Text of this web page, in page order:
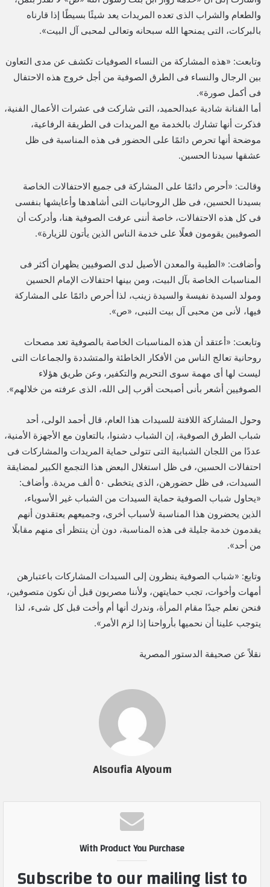
والطعام والشراب الذى تعده المريدات يعد شيئًا بسيطًا إذا قارناه
بالبركات، التى يمنحها الله سبحانه وتعالى لمحبى آل البيت».
وتابعت: «هذه المشاركة من النساء الصوفيات تكشف عن مدى التعاون
بين الرجال والنساء فى الطرق الصوفية من أجل خروج هذه الاحتفال
فى أكمل صورة».
أما الفنانة شادية عبدالحميد، التى شاركت فى عشرات الأعمال الفنية،
فذكرت أنها تشارك بالخدمة مع المريدات فى الطريقة الرفاعية،
موضحة أنها تحرص دائمًا على الحضور فى هذه المناسبة فى ظل
عشقها سيدنا الحسين.
وقالت: «أحرص دائمًا على المشاركة فى جميع الاحتفالات الخاصة
بسيدنا الحسين، فى ظل الروحانيات التى أشاهدها وأعايشها بنفسى
فى كل هذه الاحتفالات، خاصة أننى عرفت الصوفية هنا، وأدركت أن
الصوفيين يقومون فعلًا على خدمة الناس الذين يأتون للزيارة».
وأضافت: «الطيبة والمعدن الأصيل لدى الصوفيين يظهران أكثر فى
المناسبات الخاصة بآل البيت، ومن بينها احتفالات الإمام الحسين
ومولد السيدة نفيسة والسيدة زينب، لذا أحرص دائمًا على المشاركة
فيها، لأنى من محبى آل بيت النبى، «ص».
وتابعت: «أعتقد أن هذه المناسبات الخاصة بالصوفية تعد مصحات
روحانية تعالج الناس من الأفكار الخاطئة والمتشددة والجماعات التى
ليست لها أى مهمة سوى التحريم والتكفير، وعن طريق هؤلاء
الصوفيين أشعر بأنى أصبحت أقرب إلى الله، الذى عرفته من خلالهم».
وحول المشاركة اللافتة للسيدات هذا العام، قال أحمد الولى، أحد
شباب الطرق الصوفية، إن الشباب دشنوا، بالتعاون مع الأجهزة الأمنية،
عددًا من اللجان الشبابية التى تتولى حماية المريدات والمشاركات فى
احتفالات الحسين، فى ظل استغلال البعض هذا التجمع الكبير لمضايقة
السيدات، فى ظل حضورهن، الذى يتخطى ٥٠ ألف مريدة. وأضاف:
«يحاول شباب الصوفية حماية السيدات من الشباب غير الأسوياء،
الذين يحضرون هذا المناسبة لأسباب أخرى، وجميعهم يعتقدون أنهم
يقدمون خدمة جليلة فى هذه المناسبة، دون أن ينتظر أى منهم مقابلًا
من أحد».
وتابع: «شباب الصوفية ينظرون إلى السيدات المشاركات باعتبارهن
أمهات وأخوات، تجب حمايتهن، ولأننا مصريون قبل أن نكون متصوفين،
فنحن نعلم جيدًا مقام المرأة، وندرك أنها أم وأخت قبل كل شىء، لذا
يتوجب علينا أن نحميها بأرواحنا إذا لزم الأمر».
نقلاً عن صحيفة الدستور المصرية
Alsoufia Alyoum
With Product You Purchase
Subscribe to our mailing list to